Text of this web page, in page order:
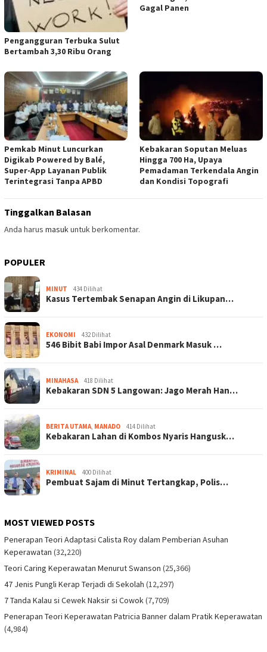
Pengangguran Terbuka Sulut
Bertambah 3,30 Ribu Orang
Gagal Panen
Pemkab Minut Luncurkan
Digikab Powered by Balé,
Super-App Layanan Publik
Terintegrasi Tanpa APBD
Kebakaran Soputan Meluas
Hingga 700 Ha, Upaya
Pemadaman Terkendala Angin
dan Kondisi Topografi
Tinggalkan Balasan
Anda harus masukuntuk berkomentar.
POPULER
MINUT 434 Dilihat
Kasus Tertembak Senapan Angin di Likupan…
EKONOMI 432 Dilihat
546 Bibit Babi Impor Asal Denmark Masuk …
MINAHASA 418 Dilihat
Kebakaran SDN 5 Langowan: Jago Merah Han…
BERITA UTAMA MANADO 414 Dilihat
Kebakaran Lahan di Kombos Nyaris Hangusk…
KRIMINAL 400 Dilihat
Pembuat Sajam di Minut Tertangkap, Polis…
MOST VIEWED POSTS
Penerapan Teori Adaptasi Calista Roy dalam Pemberian Asuhan
Keperawatan (32,220)
Teori Caring Keperawatan Menurut Swanson (25,366)
47 Jenis Pungli Kerap Terjadi di Sekolah (12,297)
7 Tanda Kalau si Cewek Naksir si Cowok(7,709)
Penerapan Teori Keperawatan Patricia Banner dalam Pratik Keperawatan
(4,984)